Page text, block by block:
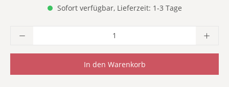
Sofort verfügbar, Lieferzeit: 1-3 Tage
Produkt Anzahl: Gib den gewünschten
In den Warenkorb